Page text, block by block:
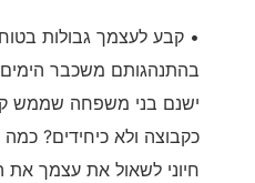
• קבע לעצמך גבולות
בהתנהגותם משכבר
ישנם בני משפחה שממש
כקבוצה ולא כיחידים?
חיוני לשאול את עצמך